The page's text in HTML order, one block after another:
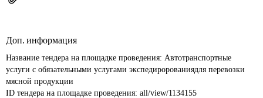
Доп. информация
Название тендера на площадке проведения: Автотранспортные
услуги с обязательными услугами экспедиророваниядля перевозки
мясной продукции
ID тендера на площадке проведения: all/view/1134155